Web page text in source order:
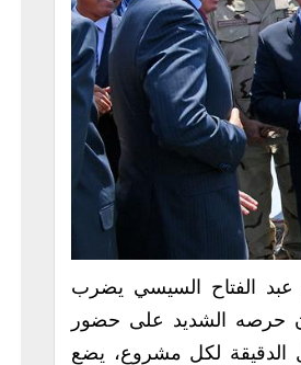
الفتاح السيسي يضرب
أن حرصه الشديد على حضور
الدقيقة لكل مشروع، يضع